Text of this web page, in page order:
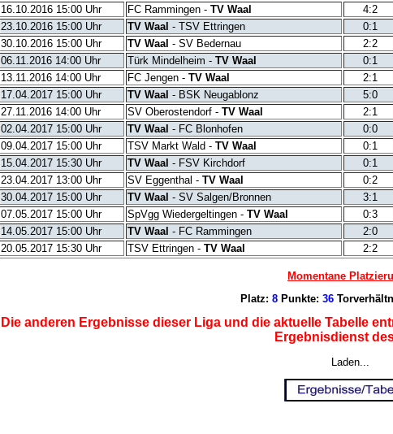
16.10.2016 15:00 Uhr
FC Rammingen - TV Waal 4:2
23.10.2016 15:00 Uhr
TV Waal - TSV Ettringen
0:1
30.10.2016 15:00 Uhr
TV Waal - SV Bedernau 2:2
06.11.2016 14:00 Uhr
Türk Mindelheim - TV Waal 0:1
13.11.2016 14:00 Uhr
FC Jengen - TV Waal 2:1
17.04.2017 15:00 Uhr
TV Waal - BSK Neugablonz 5:0
27.11.2016 14:00 Uhr
SV Oberostendorf - TV Waal 2:1
02.04.2017 15:00 Uhr
TV Waal - FC Blonhofen
0:0
09.04.2017 15:00 Uhr
TSV Markt Wald - TV Waal 0:1
15.04.2017 15:30 Uhr
TV Waal - FSV Kirchdorf
0:1
23.04.2017 13:00 Uhr
SV Eggenthal - TV Waal 0:2
30.04.2017 15:00 Uhr
TV Waal - SV Salgen/Bronnen 3:1
07.05.2017 15:00 Uhr
SpVgg Wiedergeltingen - TV Waal 0:3
14.05.2017 15:00 Uhr
TV Waal - FC Rammingen 2:0
20.05.2017 15:30 Uhr
TSV Ettringen - TV Waal 2:2
Momentane
Platz: 8 Punkte: 36
Die anderen Ergebnisse dieser Liga und die aktuelle Tabelle
Ergebnisdienst
Laden...